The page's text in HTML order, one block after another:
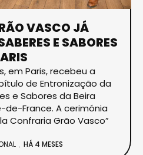
VASCO JÁ
E SABORES
em Paris, recebeu a
de Entronização da
e Sabores da Beira
de-France. A cerimónia
Confraria Grão Vasco”
HÁ 4 MESES